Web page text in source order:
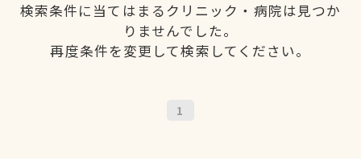
検索条件に当てはまるクリニック・病院は見つか
りませんでした。
再度条件を変更して検索してください。
1